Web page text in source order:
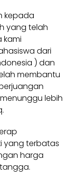
kepada
yang telah
kami
dari
) dan
membantu
lebih
yang terbatas
harga